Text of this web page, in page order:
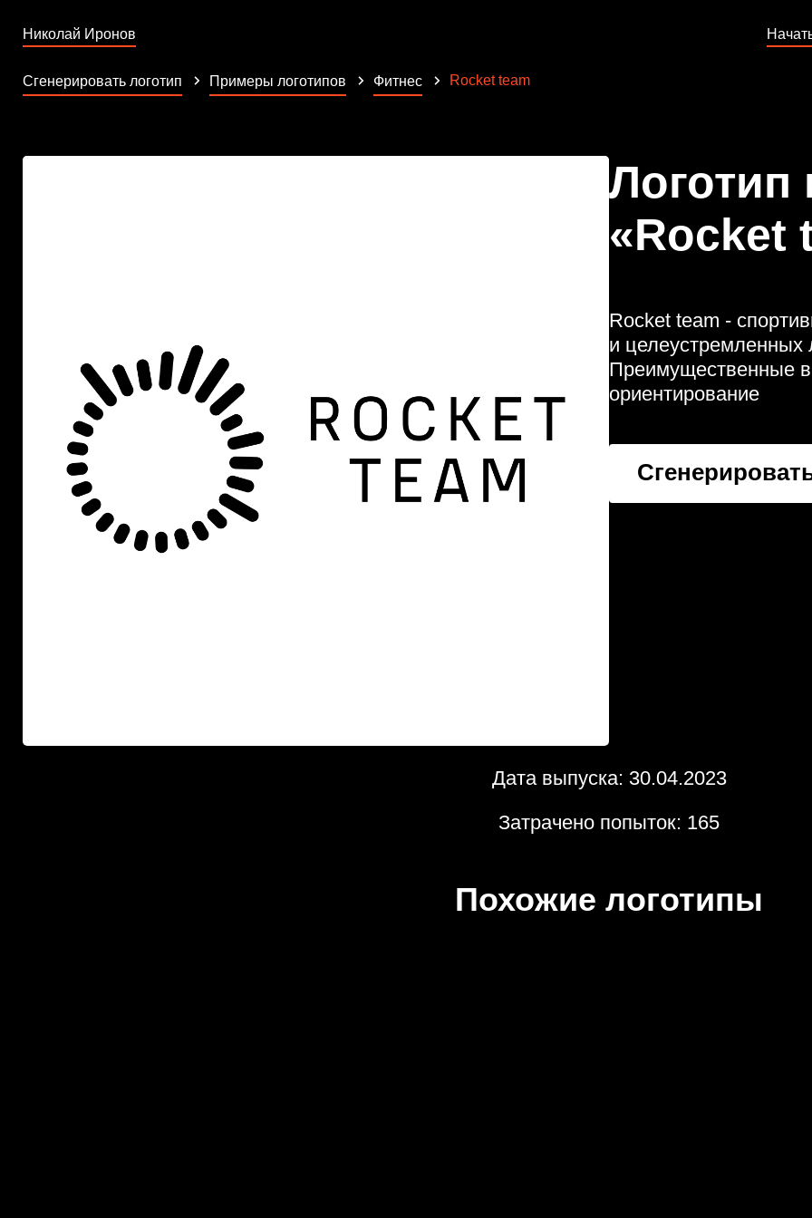
Николай Иронов
Сгенерировать логотип Примеры логотипов Фитнес Rocket team
Логотип
«Rocket
Rocket team -
и целеустремленных
Преимущественные
ориентирование
Дата выпуска: 30.04.2023
Затрачено попыток: 165
Похожие логотипы